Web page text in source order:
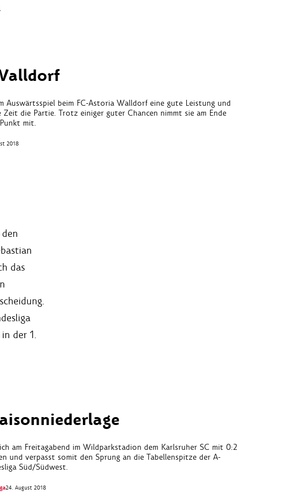
Auswärtsspiel beim FC-Astoria Walldorf eine gute Leistung und
Zeit die Partie. Trotz einiger guter Chancen nimmt sie am Ende
mit.
2018
das
der 1.
am Freitagabend im Wildparkstadion dem Karlsruher SC mit 0:2
und verpasst somit den Sprung an die Tabellenspitze der A-
Süd/Südwest.
24. August 2018